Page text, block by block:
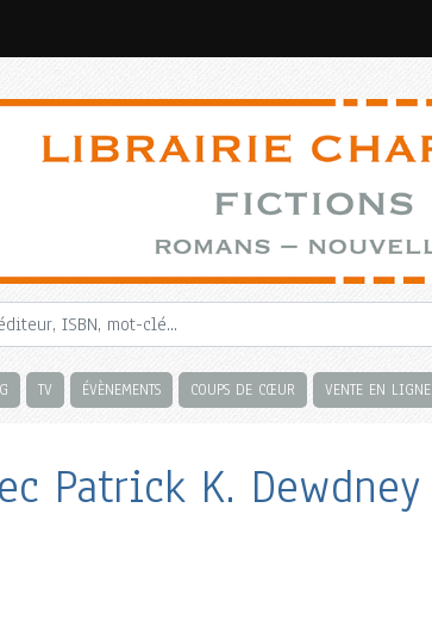
TV ÉVÈNEMENTS COUPS DE CŒUR VENTE EN LIGNE
Patrick K. Dewdney